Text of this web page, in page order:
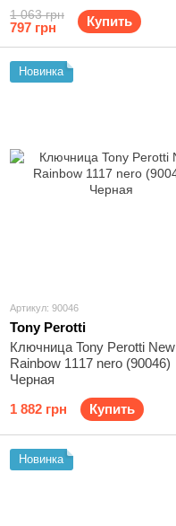
1 063 грн
797 грн Купить
Новинка
Артикул: 90046
Tony Perotti
Ключница Tony Perotti New
Rainbow 1117 nero (90046)
Черная
1 882 грн
Купить
Новинка